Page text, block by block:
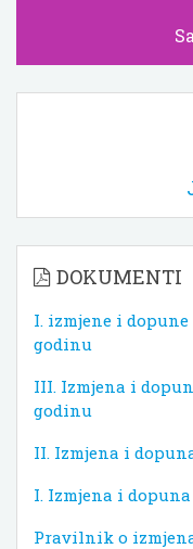
DOKUMENTI
I. izmjene i
godinu
III. Izmjena i
godinu
II. Izmjena i
I. Izmjena i
Pravilnik o